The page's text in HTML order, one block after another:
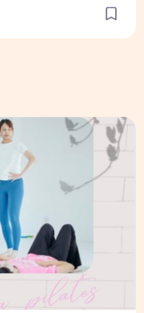
る基本と魅力を紹介！